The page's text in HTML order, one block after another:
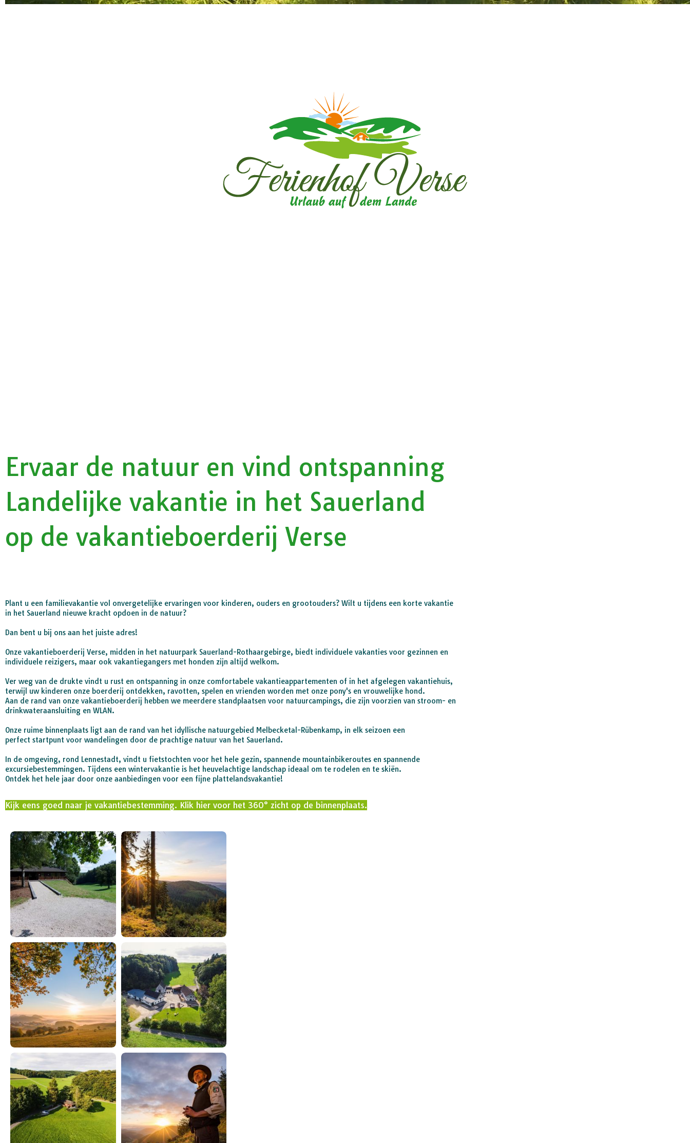
Ervaar de natuur en vind ontspanning
Landelijke vakantie in het Sauerland
op de vakantieboerderij Verse
Plant u een familievakantie vol onvergetelijke ervaringen voor kinderen, ouders en grootouders? Wilt u tijdens een korte vakantie
in het Sauerland nieuwe kracht opdoen in de natuur?
Dan bent u bij ons aan het juiste adres!
Onze vakantieboerderij Verse, midden in het natuurpark Sauerland-Rothaargebirge, biedt individuele vakanties voor gezinnen en
individuele reizigers, maar ook vakantiegangers met honden zijn altijd welkom.
Ver weg van de drukte vindt u rust en ontspanning in onze comfortabele vakantieappartementen of in het afgelegen vakantiehuis,
terwijl uw kinderen onze boerderij ontdekken, ravotten, spelen en vrienden worden met onze pony's en vrouwelijke hond.
Aan de rand van onze vakantieboerderij hebben we meerdere standplaatsen voor natuurcampings, die zijn voorzien van stroom- en
drinkwateraansluiting en WLAN.
Onze ruime binnenplaats ligt aan de rand van het idyllische natuurgebied Melbecketal-Rübenkamp, in elk seizoen een
perfect startpunt voor wandelingen door de prachtige natuur van het Sauerland.
In de omgeving, rond Lennestadt, vindt u fietstochten voor het hele gezin, spannende mountainbikeroutes en spannende
excursiebestemmingen. Tijdens een wintervakantie is het heuvelachtige landschap ideaal om te rodelen en te skiën.
Ontdek het hele jaar door onze aanbiedingen voor een fijne plattelandsvakantie!
Kijk eens goed naar je vakantiebestemming. Klik hier voor het 360° zicht op de binnenplaats.